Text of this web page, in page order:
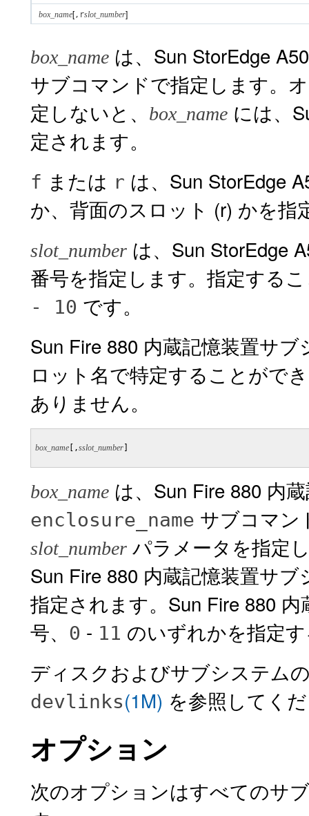
box_name[,rslot_number]
box_name は、Sun StorEdge
サブコマンドで指定します。
定しないと、
box_name には、
定されます。
f または r は、Sun StorEdge
か、背面のスロット (r) かを指
slot_number は、Sun StorEdge
番号を指定します。指定する
- 10 です。
Sun Fire 880 内蔵記憶装置サ
ロット名で特定することがで
ありません。
box_name [,sslot_number
box_name は、Sun Fire 880 内
enclosure_name サブコマン
slot_number パラメータを指定
Sun Fire 880 内蔵記憶装置サ
指定されます。Sun Fire 880
号、
0 - 11 のいずれかを指定
ディスクおよびサブシステム
devlinks(1M) を参照してく
オプション
次のオプションはすべてのサ